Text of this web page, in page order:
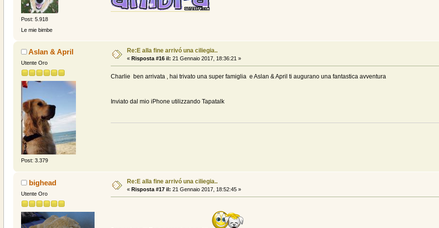
Post: 5.918
Le mie bimbe
Aslan & April
Utente Oro
Post: 3.379
Re:E alla fine arrivó una ciliegia..
« Risposta #16 il: 21 Gennaio 2017, 18:36:21 »
Charlie ben arrivata , hai trivato una super famiglia e Aslan & April ti augurano una fantastica avventura
Inviato dal mio iPhone utilizzando Tapatalk
bighead
Utente Oro
Re:E alla fine arrivó una ciliegia..
« Risposta #17 il: 21 Gennaio 2017, 18:52:45 »